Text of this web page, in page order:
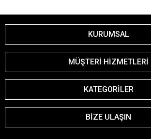
KURUMSAL
MÜŞTERİ HİZMETLERİ
KATEGORİLER
BİZE ULAŞIN